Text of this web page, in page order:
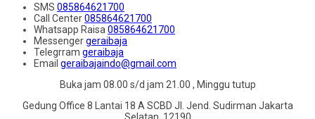
SMS 085864621700
Call Center085864621700
Whatsapp Raisa 085864621700
Messengergeraibaja
Telegrram geraibaja
Email geraibajaindo@gmail.com
Buka jam 08.00 s/d jam 21.00 , Minggu tutup
Gedung Office 8 Lantai 18 A SCBD Jl. Jend. Sudirman Jakarta